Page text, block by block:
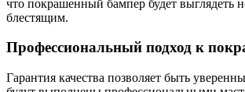
что покрашенный бампер будет выглядеть
блестящим.
Профессиональный подход к
Гарантия качества позволяет быть